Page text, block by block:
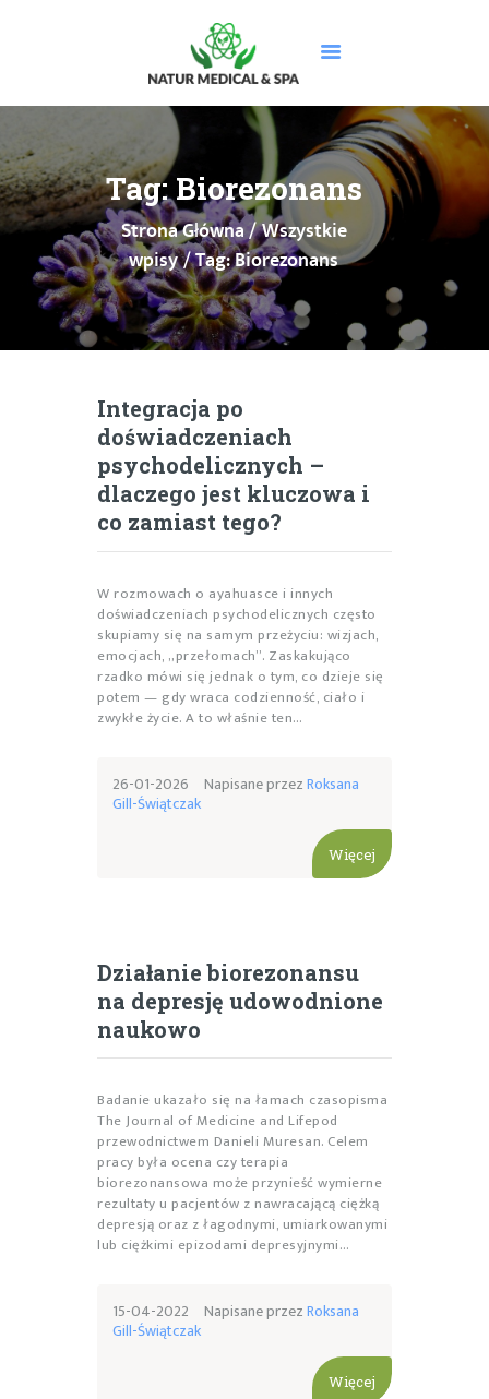
Tag: Biorezonans
Strona Główna Wszystkie
wpisy Tag: Biorezonans
STRONA GŁÓWNA
O NAS
USŁUGI
MASAŻE
CENNIK
PROMOCJE
DOLEGLIWOŚCI
BLOG
KONTAKT
BOOKSY
Integracja po
doświadczeniach
psychodelicznych –
dlaczego jest kluczowa i
co zamiast tego?
W rozmowach o ayahuasce i innych
doświadczeniach psychodelicznych często
skupiamy się na samym przeżyciu: wizjach,
emocjach, „przełomach”. Zaskakująco
rzadko mówi się jednak o tym, co dzieje się
potem — gdy wraca codzienność, ciało i
zwykłe życie. A to właśnie ten…
26-01-2026 Napisane przezRoksana
Gill-Świątczak
Więcej
Działanie biorezonansu
na depresję udowodnione
naukowo
Badanie ukazało się na łamach czasopisma
The Journal of Medicine and Lifepod
przewodnictwem Danieli Muresan. Celem
pracy była ocena czy terapia
biorezonansowa może przynieść wymierne
rezultaty u pacjentów z nawracającą ciężką
depresją oraz z łagodnymi, umiarkowanymi
lub ciężkimi epizodami depresyjnymi…
15-04-2022 Napisane przezRoksana
Gill-Świątczak
Więcej